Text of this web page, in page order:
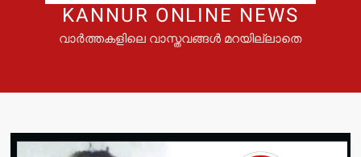
KANNUR ONLINE NEWS
വാർത്തകളിലെ വാസ്തവങ്ങൾ മറയില്ലാതെ